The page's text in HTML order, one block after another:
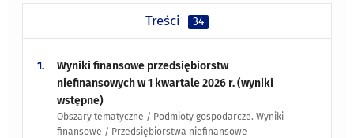
Treści 34
1.
Wyniki finansowe przedsiębiorstw
niefinansowych w 1 kwartale 2026 r. (wyniki
wstępne)
Obszary tematyczne / Podmioty gospodarcze. Wyniki
finansowe / Przedsiębiorstwa niefinansowe